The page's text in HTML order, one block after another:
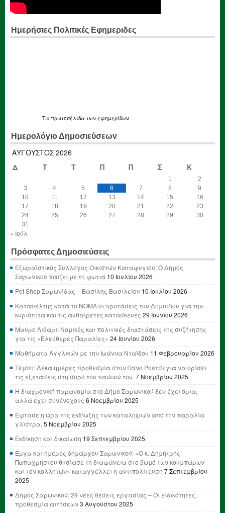
Ημερήσιες Πολιτικές Εφημεριδες
Τα πρωτοσέλιδα των εφημερίδων
Ημερολόγιο Δημοσιεύσεων
ΑΎΓΟΥΣΤΟΣ 2026
Δ
Τ Τ Π Π Σ Κ
1
2
3
4 5 6 7 8
9
10
11 12 13 14 15
16
17
18 19 20 21 22
23
24
25 26 27 28 29
30
31
« Ιούλ
Πρόσφατες Δημοσιεύσεις
Εξωραϊστικός Σύλλογος Οικιστών Καταφυγιού: Ο Δήμος
Σαρωνικού παίζει με τη φωτιά 10 Ιουλίου 2026
Pet Shop Σαρωνίδας – Βασίλης Βασιλείου 10 Ιουλίου 2026
Καταπέλτης κατά το ΝΟΜΛ οι προτάσεις του Δημοσίου για την
κυριότητα και τις αυθαίρετες κατασκευές 29 Ιουνίου 2026
Μαύρο Λιθάρι: Νομικές και πολιτικές διαστάσεις της συζήτησης
για τις «Ελεύθερες Παραλίες» 24 Ιουνίου 2026
Μαθήματα Αγγλικών με την Ιωάννα Νταΐδου 11 Φεβρουαρίου 2026
Τέμπη: Δέκα ημέρες προθεσμία στον Πάνο Ρούτσι για να ορίσει
τις εξετάσεις στη σορό του παιδιού του. 7 Νοεμβρίου 2025
Η διαχρονική παρανομία στο Δήμο Σαρωνικού δεν έχει όρια,
αλλά έχει συνένοχους 6 Νοεμβρίου 2025
Έφτασε η ώρα της εκδίωξης των καταληψιών από την παραλία
γλίστρα. 5 Νοεμβρίου 2025
Εκδίκηση και δικαίωση 19 Σεπτεμβρίου 2025
Έργα και ημέρες δημάρχου Σαρωνικού: «Ο κ. Δημήτρης
Παπαχρήστου θυσίασε τη διαφάνεια στο βωμό των κουμπάρων
και τον κολλητών» καταγγέλλει η αντιπολίτευση 7 Σεπτεμβρίου
2025
Δήμος Σαρωνικού: 29 νέες θέσεις εργασίας – Οι ειδικότητες,
προθεσμία αιτήσεων3 Αυγούστου 2025